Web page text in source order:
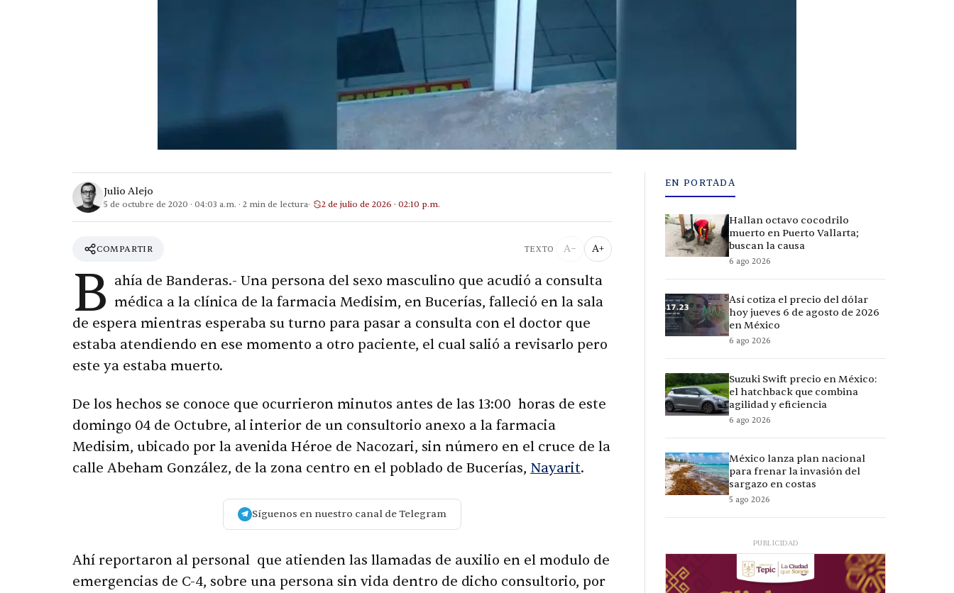
Julio Alejo
5 de octubre de 2020 · 04:03 a.m. · 2 min de lectura 2 de julio de 2026 · 02:10 p.m.
COMPARTIR TEXTO A− A+
B ahía de Banderas.- Una persona del sexo masculino que acudió a consulta
médica a la clínica de la farmacia Medisim, en Bucerías, falleció en la sala
de espera mientras esperaba su turno para pasar a consulta con el doctor que
estaba atendiendo en ese momento a otro paciente, el cual salió a revisarlo pero
este ya estaba muerto.
De los hechos se conoce que ocurrieron minutos antes de las 13:00 horas de este
domingo 04 de Octubre, al interior de un consultorio anexo a la farmacia
Medisim, ubicado por la avenida Héroe de Nacozari, sin número en el cruce de la
calle Abeham González, de la zona centro en el poblado de Bucerías, Nayarit.
Síguenos en nuestro canal de Telegram
Ahí reportaron al personal que atienden las llamadas de auxilio en el modulo de
emergencias de C-4, sobre una persona sin vida dentro de dicho consultorio, por
EN PORTADA
Hallan octavo cocodrilo
muerto en Puerto Vallarta;
buscan la causa
6 ago 2026
Así cotiza el precio del dólar
hoy jueves 6 de agosto de 2026
en México
6 ago 2026
Suzuki Swift precio en México:
el hatchback que combina
agilidad y eficiencia
6 ago 2026
México lanza plan nacional
para frenar la invasión del
sargazo en costas
5 ago 2026
PUBLICIDAD